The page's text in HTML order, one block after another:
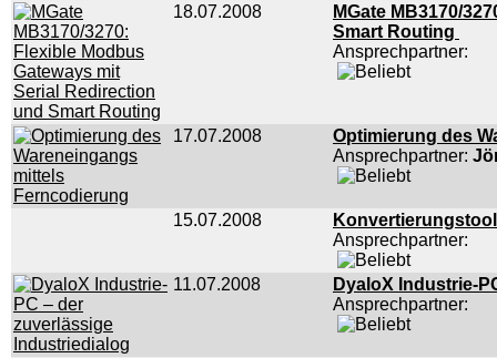
18.07.2008
MGate MB3170/
Smart Routing
Ansprechpartner:
17.07.2008
Optimierung des
Ansprechpartner:
15.07.2008
Ansprechpartner:
11.07.2008
DyaloX Industrie-
Ansprechpartner: